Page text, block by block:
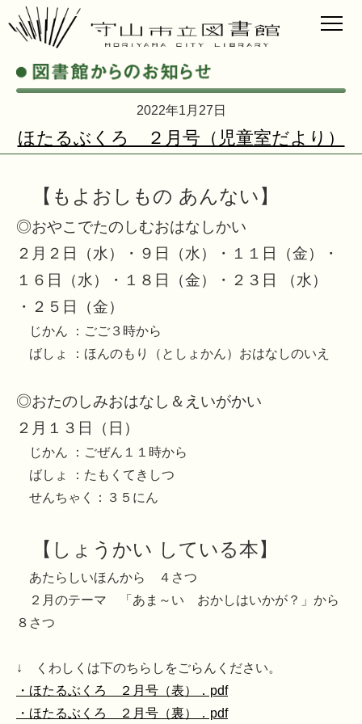
2022年1月27日
ほたるぶくろ ２月号（児童室だより）
【もよおしもの あんない】
◎おやこでたのしむおはなしかい
２月２日（水）・９日（水）・１１日（金）・
１６日（水）・１８日（金）・２３日 （水）
・２５日（金）
じかん ：ごご３時から
ばしょ ：ほんのもり（としょかん）おはなしのいえ
◎おたのしみおはなし＆えいがかい
２月１３日（日）
じかん ：ごぜん１１時から
ばしょ ：たもくてきしつ
せんちゃく：３５にん
【しょうかい している本】
あたらしいほんから ４さつ
２月のテーマ 「あま～い おかしはいかが？」から
８さつ
↓ くわしくは下のちらしをごらんください。
・ほたるぶくろ ２月号（表）．pdf
・ほたるぶくろ ２月号（裏）．pdf